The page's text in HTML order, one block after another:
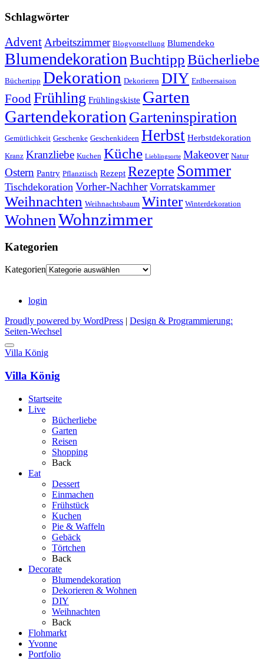
Schlagwörter
Advent Arbeitszimmer Blogvorstellung Blumendeko
Blumendekoration BuchtippBücherliebe
Büchertipp Dekoration Dekorieren DIY Erdbeersaison
FoodFrühling Frühlingskiste Garten
Gartendekoration Garteninspiration
Gemütlichkeit Geschenke Geschenkideen Herbst Herbstdekoration
Kranz Kranzliebe Kuchen Küche Lieblingsorte Makeover Natur
Ostern Pantry Pflanztisch Rezept Rezepte Sommer
Tischdekoration Vorher-Nachher Vorratskammer
Weihnachten Weihnachtsbaum Winter Winterdekoration
WohnenWohnzimmer
Kategorien
Kategorien
login
Proudly powered by WordPress
Design & Programmierung:
Seiten-Wechsel
Villa König
Villa König
Startseite
Live
Bücherliebe
Garten
Reisen
Shopping
Back
Eat
Dessert
Einmachen
Frühstück
Kuchen
Pie & Waffeln
Gebäck
Törtchen
Back
Decorate
Blumendekoration
Dekorieren & Wohnen
DIY
Weihnachten
Back
Flohmarkt
Yvonne
Portfolio